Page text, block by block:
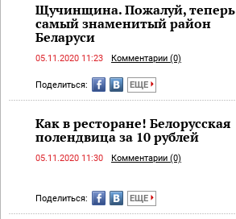
Щучинщина. Пожалуй, теперь
самый знаменитый район
Беларуси
05.11.2020 11:23 Комментарии (0)
Поделиться: ЕЩЕ
Как в ресторане! Белорусская
полендвица за 10 рублей
05.11.2020 11:30 Комментарии (0)
Поделиться: ЕЩЕ